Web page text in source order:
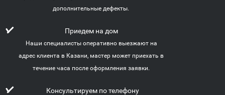
дополнительные дефекты.
Приедем на дом
Наши специалисты оперативно выезжают на
адрес клиента в Казани, мастер может приехать в
течение часа после оформления заявки.
Консультируем по телефону